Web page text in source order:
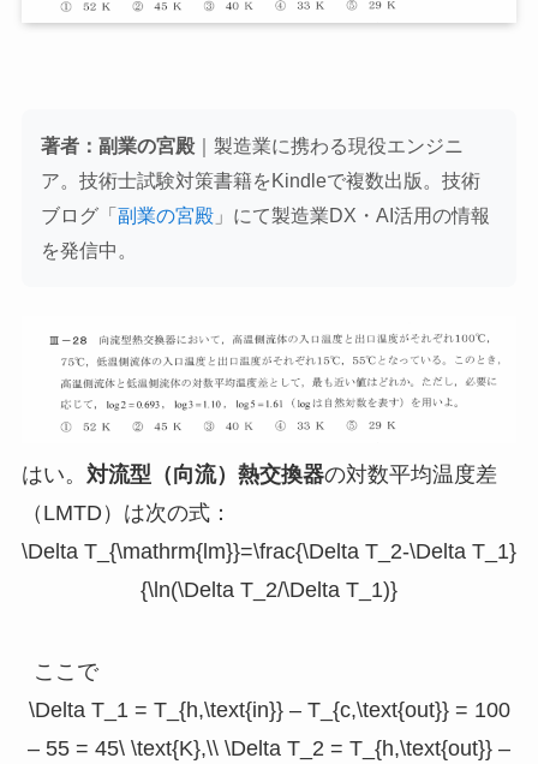
著者：副業の宮殿｜製造業に携わる現役エンジニ
ア。技術士試験対策書籍をKindleで複数出版。技術
ブログ「副業の宮殿 」にて製造業DX・AI活用の情報
を発信中。
はい。 対流型（向流）熱交換器の対数平均温度差
（LMTD）は次の式：
\Delta T_{\mathrm{lm}}=\frac{\Delta T_2-\Delta T_1}
{\ln(\Delta T_2/\Delta T_1)}
ここで
\Delta T_1 = T_{h,\text{in}} – T_{c,\text{out}} = 100
– 55 = 45\ \text{K},\\ \Delta T_2 = T_{h,\text{out}} –